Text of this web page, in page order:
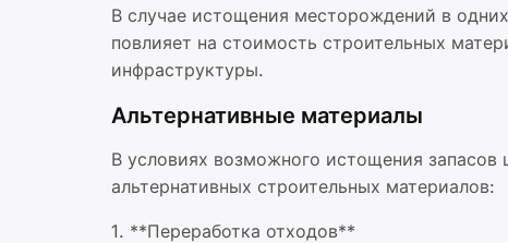
В случае истощения месторождений в
повлияет на стоимость строительных
инфраструктуры.
Альтернативные материалы
В условиях возможного истощения
альтернативных строительных материалов:
1. **Переработка отходов**